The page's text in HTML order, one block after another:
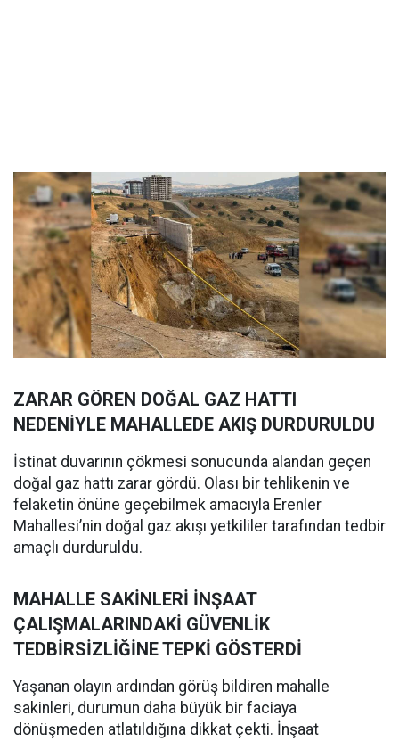
ZARAR GÖREN DOĞAL GAZ HATTI
NEDENİYLE MAHALLEDE AKIŞ DURDURULDU
İstinat duvarının çökmesi sonucunda alandan geçen
doğal gaz hattı zarar gördü. Olası bir tehlikenin ve
felaketin önüne geçebilmek amacıyla Erenler
Mahallesi’nin doğal gaz akışı yetkililer tarafından tedbir
amaçlı durduruldu.
MAHALLE SAKİNLERİ İNŞAAT
ÇALIŞMALARINDAKİ GÜVENLİK
TEDBİRSİZLİĞİNE TEPKİ GÖSTERDİ
Yaşanan olayın ardından görüş bildiren mahalle
sakinleri, durumun daha büyük bir faciaya
dönüşmeden atlatıldığına dikkat çekti. İnşaat